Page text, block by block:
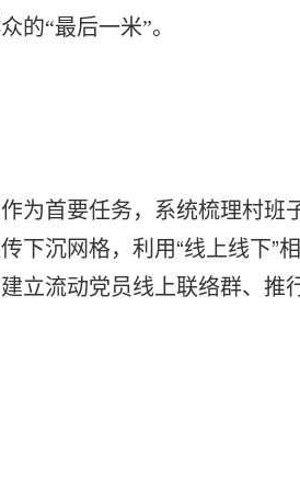
的“最后一米”。
为首要任务，系统梳理村
下沉网格，利用“线上线下
立流动党员线上联络群、